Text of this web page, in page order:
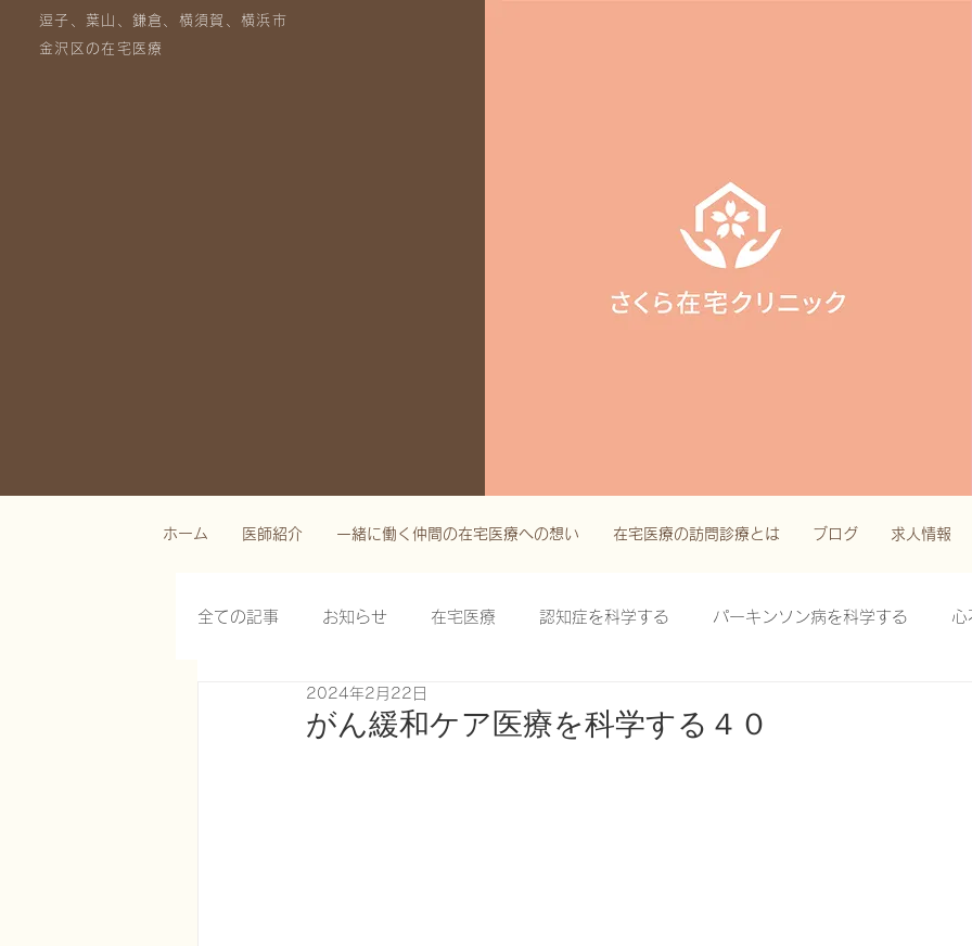
逗子、葉山、鎌倉、横須賀、横浜市
金沢区の在宅医療
ホーム 医師紹介 一緒に働く仲間の在宅医療への想い 在宅医療の訪問診療とは ブログ 求人情報
全ての記事 お知らせ 在宅医療 認知症を科学する パーキンソン病を科学する 心
栄養管理を科学する
がん緩和ケア医療を科学する４０
2024年2月22日